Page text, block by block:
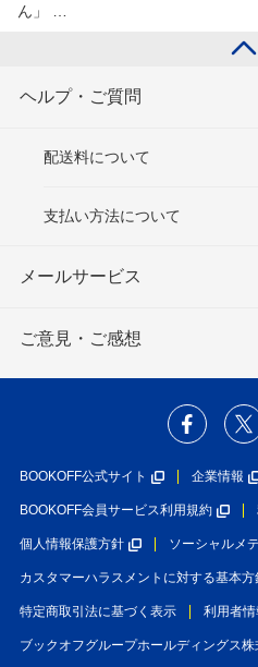
ん」 …
ヘルプ・ご質問
配送料について
支払い方法について
メールサービス
ご意見・ご感想
BOOKOFF公式サイト 企業情報
BOOKOFF会員サービス利用規約
個人情報保護方針 ソーシャルメ
カスタマーハラスメントに対する基本方
特定商取引法に基づく表示 利用者
ブックオフグループホールディングス株